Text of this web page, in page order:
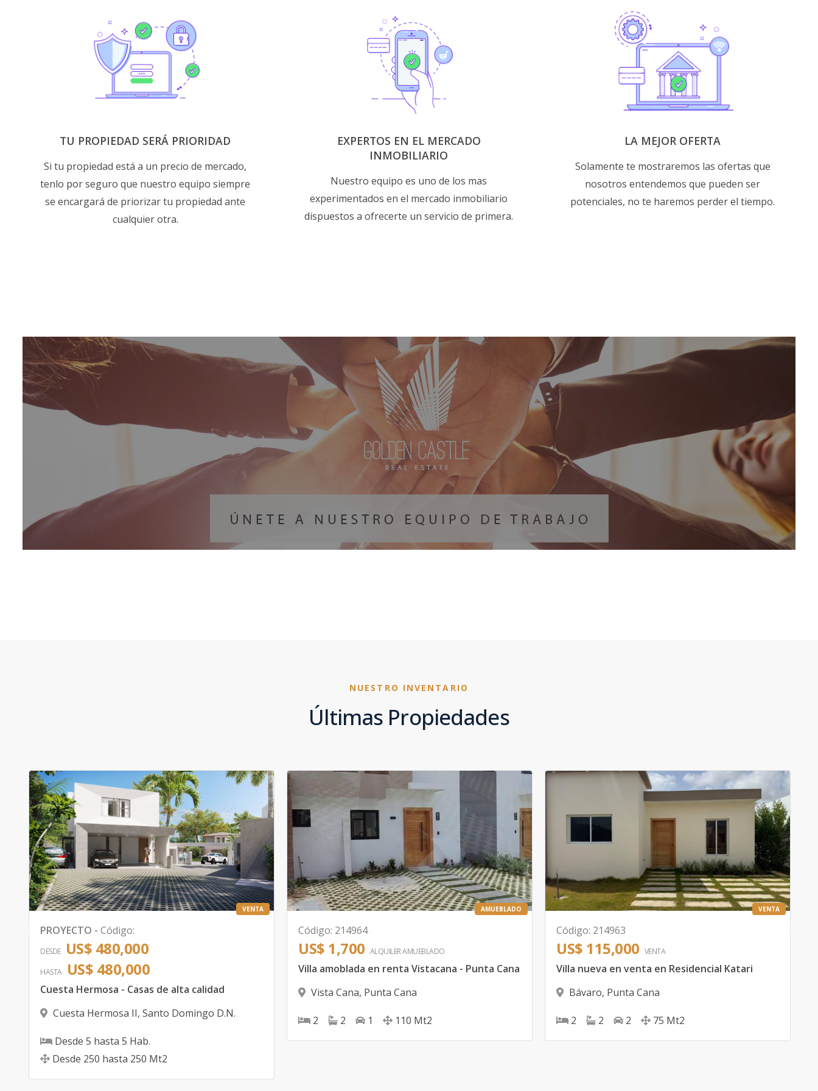
TU PROPIEDAD SERÁ PRIORIDAD
Si tu propiedad está a un precio de mercado,
tenlo por seguro que nuestro equipo siempre
se encargará de priorizar tu propiedad ante
cualquier otra.
EXPERTOS EN EL MERCADO
INMOBILIARIO
Nuestro equipo es uno de los mas
experimentados en el mercado inmobiliario
dispuestos a ofrecerte un servicio de primera.
LA MEJOR OFERTA
Solamente te mostraremos las ofertas que
nosotros entendemos que pueden ser
potenciales, no te haremos perder el tiempo.
NUESTRO INVENTARIO
Últimas Propiedades
VENTA
PROYECTO - Código:
DESDE US$ 480,000
HASTA US$ 480,000
Cuesta Hermosa - Casas de alta calidad
Cuesta Hermosa II, Santo Domingo D.N.
Desde 5 hasta 5 Hab.
Desde 250 hasta 250 Mt2
AMUEBLADO
Código: 214964
US$ 1,700 ALQUILERAMUEBLADO
Villa amoblada en renta Vistacana - Punta Cana
Vista Cana, Punta Cana
2 2 1 110 Mt2
VENTA
Código: 214963
US$ 115,000 VENTA
Villa nueva en venta en Residencial Katari
Bávaro, Punta Cana
2 2 2 75 Mt2